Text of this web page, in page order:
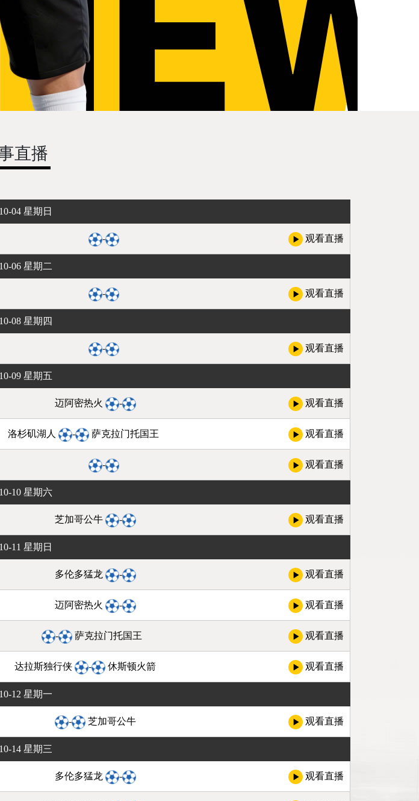
直播
04 星期日
- 观看直播
06 星期二
- 观看直播
08 星期四
- 观看直播
09 星期五
迈阿密热火 - 观看直播
洛杉矶湖人 - 萨克拉门托国王 观看直播
- 观看直播
10 星期六
芝加哥公牛 - 观看直播
11 星期日
多伦多猛龙 - 观看直播
迈阿密热火 - 观看直播
- 萨克拉门托国王 观看直播
达拉斯独行侠 - 休斯顿火箭 观看直播
12 星期一
- 芝加哥公牛 观看直播
14 星期三
多伦多猛龙 - 观看直播